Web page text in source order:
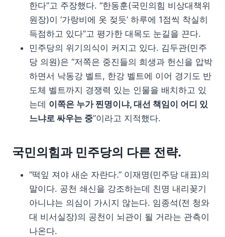
한다”고 주장했다. “한동훈(국민의힘 비상대책위
원장)이 ‘가랑비에 옷 젖듯’ 하루에 1점씩 착실히
득점하고 있다”고 평가한 대목도 눈길을 끈다.
민주당의 위기의식이 커지고 있다. 김두관(민주
당 의원)은 “저쪽은 중진들의 희생과 헌신을 압박
하면서 낙동강 벨트, 한강 벨트에 이어 경기도 반
도체 벨트까지 경쟁력 있는 인물을 배치하고 있
는데 이쪽은 누가 찐명이냐, 대선 책임이 어디 있
느냐로 싸우는 중”이라고 지적했다.
국민의힘과 민주당의 다른 전략.
“떡잎 져야 새순 자란다.” 이재명(민주당 대표)의
말이다. 공천 쇄신을 강조하는데 친명 내리꽂기
아니냐는 의심이 가시지 않는다. 임종석(전 청와
대 비서실장)의 공천이 뇌관이 될 거라는 관측이
나온다.